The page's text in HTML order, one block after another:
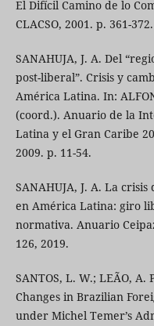
El Difícil Camino de lo
CLACSO, 2001. p. 361-372.
SANAHUJA, J. A. Del
post-liberal”. Crisis y
América Latina. In:
(coord.). Anuario de la
Latina y el Gran Caribe
2009. p. 11-54.
SANAHUJA, J. A. La
en América Latina: giro
normativa. Anuario
126, 2019.
SANTOS, L. W.; LEÃO, A.
Changes in Brazilian
under Michel Temer’s